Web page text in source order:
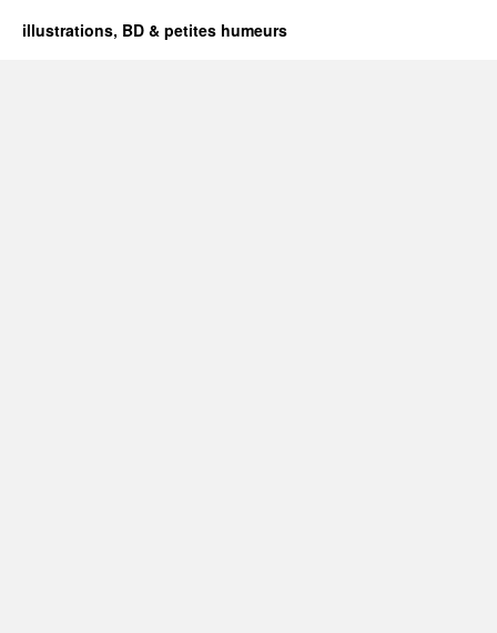
illustrations, BD & petites humeurs